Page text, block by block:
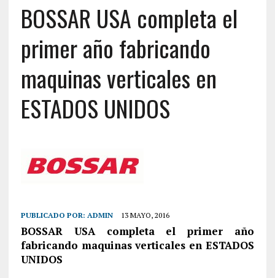
BOSSAR USA completa el
primer año fabricando
maquinas verticales en
ESTADOS UNIDOS
PUBLICADO POR: ADMIN 13 MAYO, 2016
BOSSAR USA completa el primer año
fabricando maquinas verticales en ESTADOS
UNIDOS